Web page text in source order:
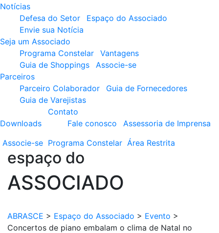
Notícias
Defesa do Setor
Espaço do Associado
Envie sua Notícia
Seja um Associado
Programa Constelar
Vantagens
Guia de Shoppings
Associe-se
Parceiros
Parceiro Colaborador
Guia de Fornecedores
Guia de Varejistas
Downloads
Contato
Fale conosco
Assessoria de Imprensa
Associe-se Programa Constelar Área Restrita
espaço do
ASSOCIADO
ABRASCE > Espaço do Associado > Evento >
Concertos de piano embalam o clima de Natal no